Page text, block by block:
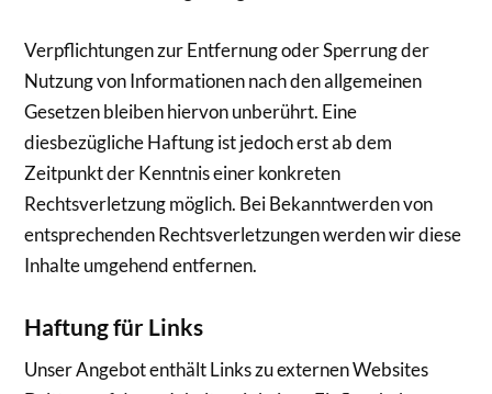
Verpflichtungen zur Entfernung oder Sperrung der
Nutzung von Informationen nach den allgemeinen
Gesetzen bleiben hiervon unberührt. Eine
diesbezügliche Haftung ist jedoch erst ab dem
Zeitpunkt der Kenntnis einer konkreten
Rechtsverletzung möglich. Bei Bekanntwerden von
entsprechenden Rechtsverletzungen werden wir diese
Inhalte umgehend entfernen.
Haftung für Links
Unser Angebot enthält Links zu externen Websites